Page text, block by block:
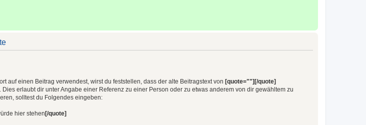
auf einen Beitrag verwendest, wirst du feststellen, dass der alte Beitragstext von [quote=""][/quote]
erlaubt dir unter Angabe einer Referenz zu einer Person oder zu etwas anderem von dir gewähltem zu
solltest du Folgendes eingeben:
hier stehen[/quote]